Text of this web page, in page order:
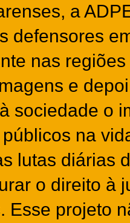
a
defensores
nas
e
sociedade o
na
lutas diárias
o direito à
Esse projeto